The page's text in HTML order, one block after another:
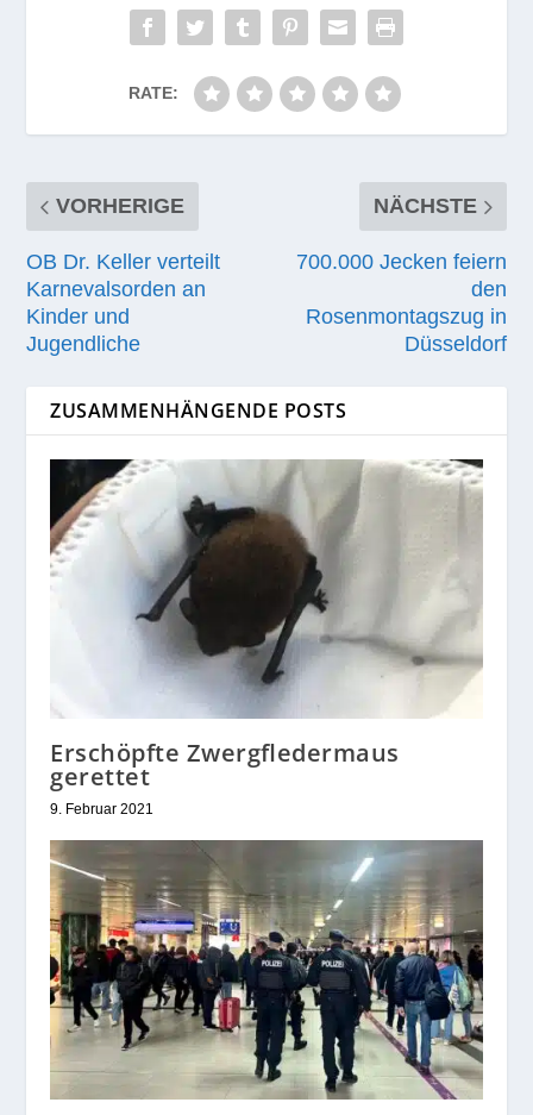
RATE:
VORHERIGE
OB Dr. Keller verteilt
Karnevalsorden an
Kinder und
Jugendliche
NÄCHSTE
700.000 Jecken feiern
den
Rosenmontagszug in
Düsseldorf
ZUSAMMENHÄNGENDE POSTS
Erschöpfte Zwergfledermaus
gerettet
9. Februar 2021